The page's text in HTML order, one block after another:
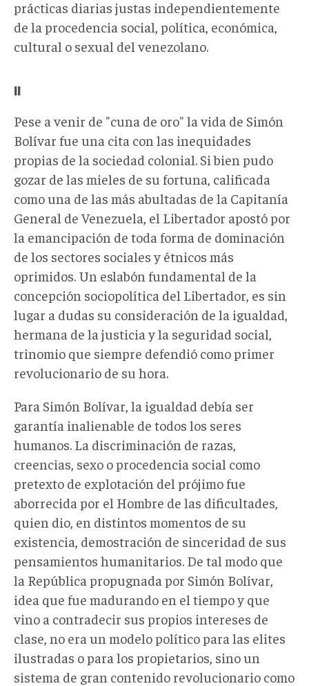
prácticas diarias justas independientemente
de la procedencia social, política, económica,
cultural o sexual del venezolano.
II
Pese a venir de "cuna de oro" la vida de Simón
Bolívar fue una cita con las inequidades
propias de la sociedad colonial. Si bien pudo
gozar de las mieles de su fortuna, calificada
como una de las más abultadas de la Capitanía
General de Venezuela, el Libertador apostó por
la emancipación de toda forma de dominación
de los sectores sociales y étnicos más
oprimidos. Un eslabón fundamental de la
concepción sociopolítica del Libertador, es sin
lugar a dudas su consideración de la igualdad,
hermana de la justicia y la seguridad social,
trinomio que siempre defendió como primer
revolucionario de su hora.
Para Simón Bolívar, la igualdad debía ser
garantía inalienable de todos los seres
humanos. La discriminación de razas,
creencias, sexo o procedencia social como
pretexto de explotación del prójimo fue
aborrecida por el Hombre de las dificultades,
quien dio, en distintos momentos de su
existencia, demostración de sinceridad de sus
pensamientos humanitarios. De tal modo que
la República propugnada por Simón Bolívar,
idea que fue madurando en el tiempo y que
vino a contradecir sus propios intereses de
clase, no era un modelo político para las elites
ilustradas o para los propietarios, sino un
sistema de gran contenido revolucionario como